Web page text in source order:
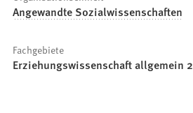
Angewandte Sozialwissenschaften
Fachgebiete
Erziehungswissenschaft allgemein 2